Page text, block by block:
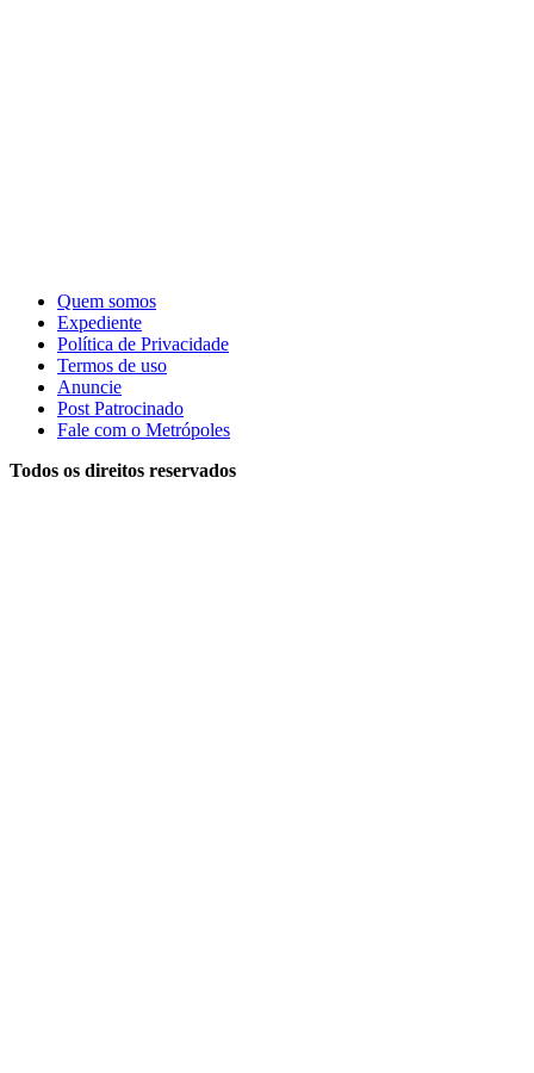
Quem somos
Expediente
Política de Privacidade
Termos de uso
Anuncie
Post Patrocinado
Fale com o Metrópoles
Todos os direitos reservados